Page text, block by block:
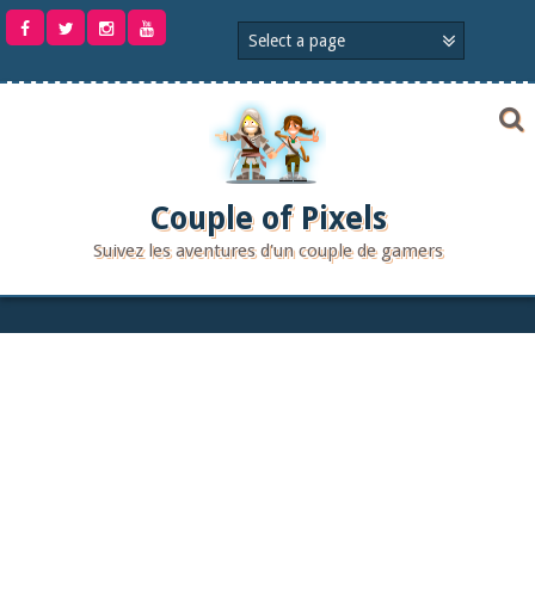
Aller
Couple of Pixels
Suivez les aventures d'un couple de gamers